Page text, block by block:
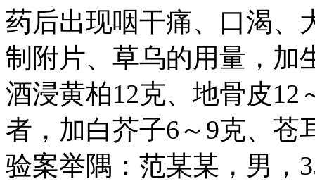
药后出现咽干痛、口渴、
制附片、草乌的用量，加
酒浸黄柏12克、地骨皮12
者，加白芥子6～9克、苍
验案举隅：范某某，男，